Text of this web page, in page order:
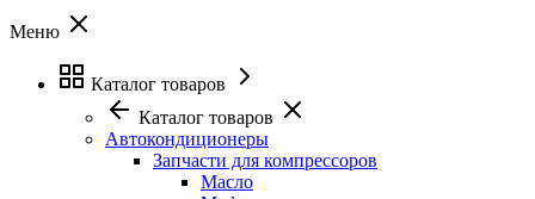
Меню
Каталог товаров
Каталог товаров
Автокондиционеры
Запчасти для компрессоров
Масло